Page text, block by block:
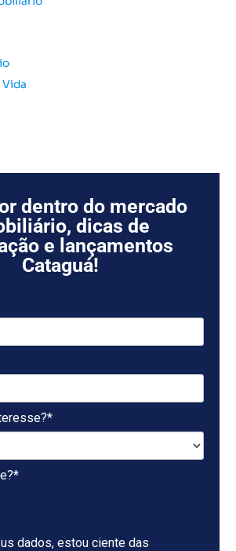
Vida
dentro do mercado
dicas de
e lançamentos
Cataguá!
dados, estou ciente das